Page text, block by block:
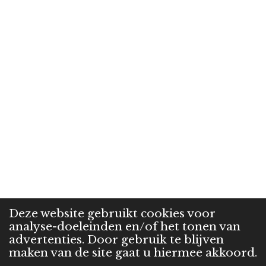
Deze website gebruikt cookies voor
analyse-doeleinden en/of het tonen van
advertenties. Door gebruik te blijven
maken van de site gaat u hiermee akkoord.